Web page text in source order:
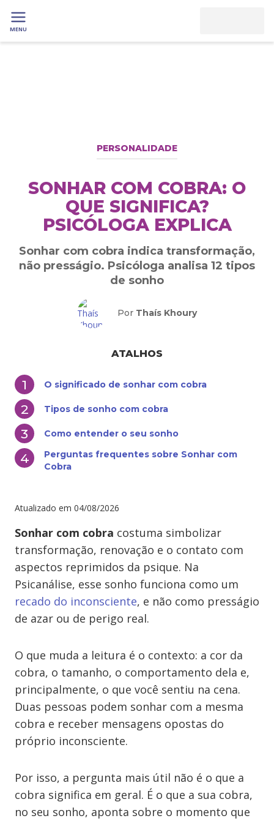
MENU
PERSONALIDADE
SONHAR COM COBRA: O
QUE SIGNIFICA?
PSICÓLOGA EXPLICA
Sonhar com cobra indica transformação,
não presságio. Psicóloga analisa 12 tipos
de sonho
Por Thaís Khoury
ATALHOS
O significado de sonhar com cobra
Tipos de sonho com cobra
Como entender o seu sonho
Perguntas frequentes sobre Sonhar com
Cobra
Atualizado em 04/08/2026
Sonhar com cobra costuma simbolizar
transformação, renovação e o contato com
aspectos reprimidos da psique. Na
Psicanálise, esse sonho funciona como um
recado do inconsciente, e não como presságio
de azar ou de perigo real.
O que muda a leitura é o contexto: a cor da
cobra, o tamanho, o comportamento dela e,
principalmente, o que você sentiu na cena.
Duas pessoas podem sonhar com a mesma
cobra e receber mensagens opostas do
próprio inconsciente.
Por isso, a pergunta mais útil não é o que a
cobra significa em geral. É o que a sua cobra,
no seu sonho, aponta sobre o momento que